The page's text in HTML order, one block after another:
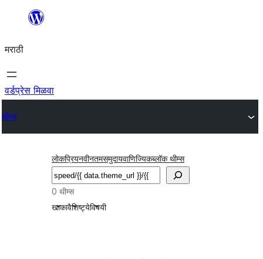
सामुग्रीवर
मराठी
वर्डप्रेस मिळवा
थीम्स
लोकप्रियनवीनतमसमुदायवाणिज्यिकब्लॉक थीम्स
शोधा
0 थीम्स
खाकावैशिष्ट्येविषयी